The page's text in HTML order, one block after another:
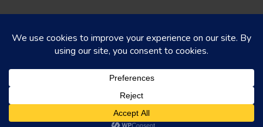
Cyberdevfc Todos Los Derechos Reservados